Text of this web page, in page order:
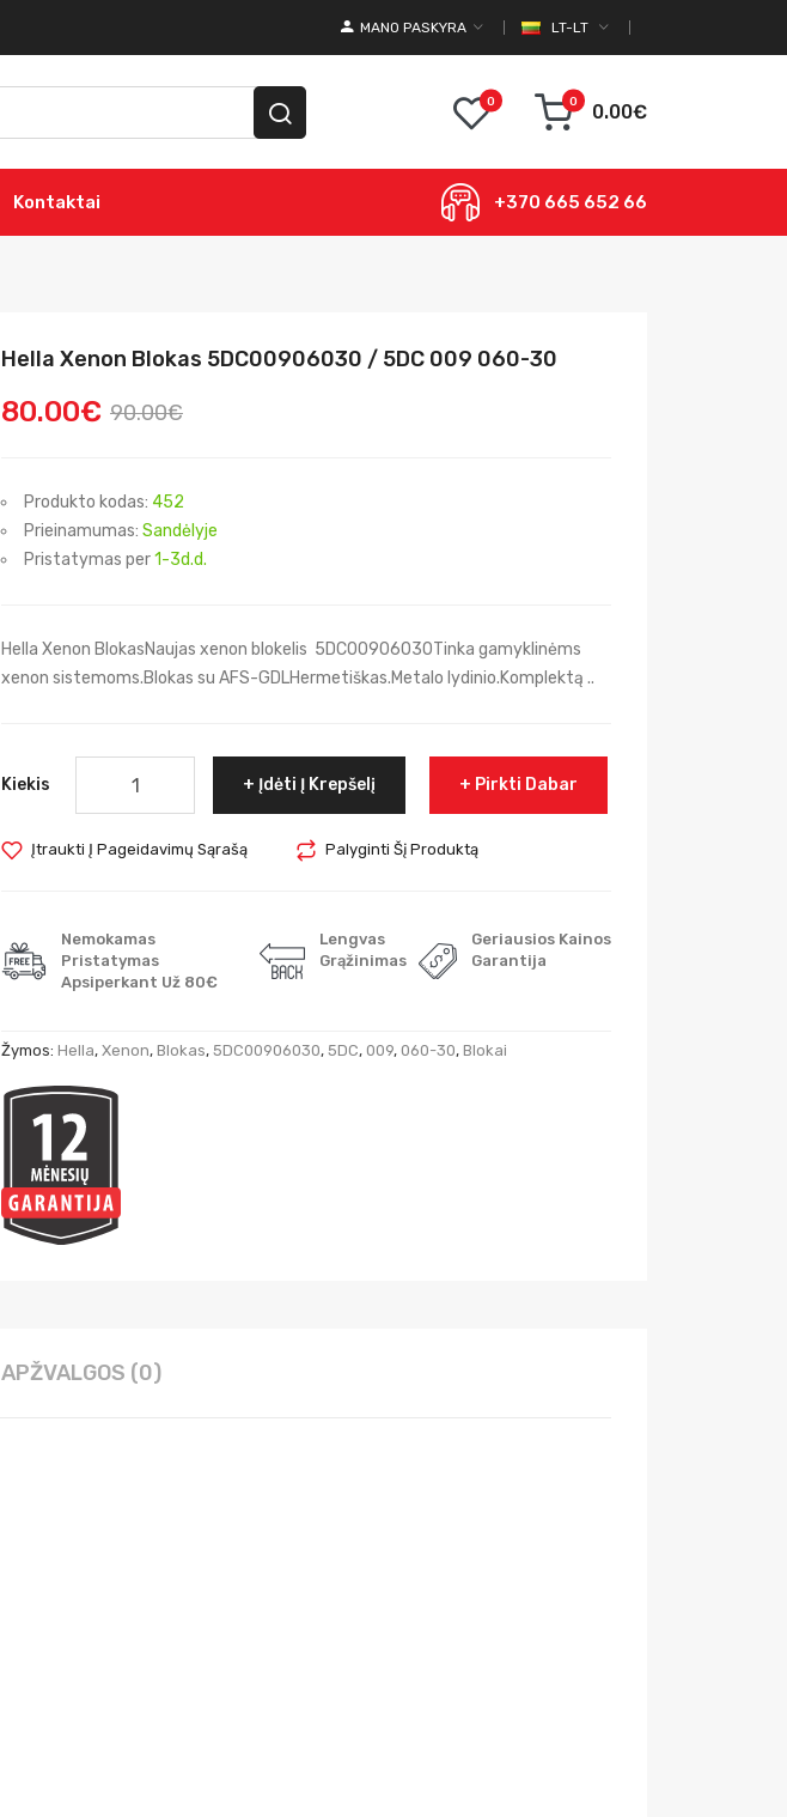
LT-LT
MANO PASKYRA
0 0 0.00€
Kontaktai +370 665 652 66
Hella Xenon Blokas 5DC00906030 / 5DC 009 060-30
80.00€ 90.00€
Produkto kodas: 452
Prieinamumas: Sandėlyje
Pristatymas per1-3d.d.
Hella Xenon BlokasNaujas xenon blokelis 5DC00906030Tinka gamyklinėms
xenon sistemoms.Blokas su AFS-GDLHermetiškas.Metalo lydinio.Komplektą ..
Kiekis Įdėti Į Krepšelį Pirkti Dabar
Įtraukti Į Pageidavimų Sąrašą Palyginti Šį Produktą
Nemokamas
Pristatymas
Apsiperkant Už 80€
Lengvas
Grąžinimas
Geriausios Kainos
Garantija
Žymos: Hella, Xenon, Blokas, 5DC00906030, 5DC, 009, 060-30, Blokai
APŽVALGOS (0)